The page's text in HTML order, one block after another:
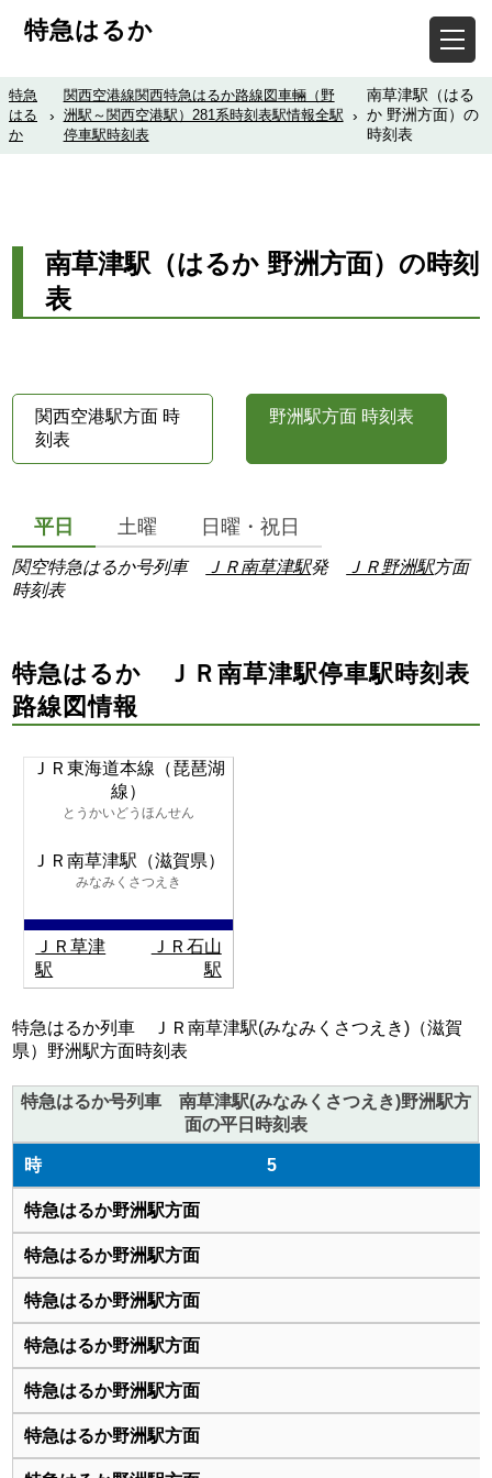
特急はるか
特急
はる
か
›
関西空港線関西特急はるか路線図車輛（野
洲駅～関西空港駅）281系時刻表駅情報全駅
停車駅時刻表
›
南草津駅（はる
か 野洲方面）の
時刻表
南草津駅（はるか 野洲方面）の時刻
表
関西空港駅方面 時
刻表
野洲駅方面 時刻表
平日 土曜 日曜・祝日
関空特急はるか号列車 ＪＲ南草津駅発 ＪＲ野洲駅方面
時刻表
特急はるか ＪＲ南草津駅停車駅時刻表
路線図情報
ＪＲ東海道本線（琵琶湖
線）
とうかいどうほんせん
ＪＲ南草津駅（滋賀県）
みなみくさつえき
ＪＲ草津
駅
ＪＲ石山
駅
特急はるか列車 ＪＲ南草津駅(みなみくさつえき)（滋賀
県）野洲駅方面時刻表
特急はるか号列車 南草津駅(みなみくさつえき)野洲駅方
面の平日時刻表
5